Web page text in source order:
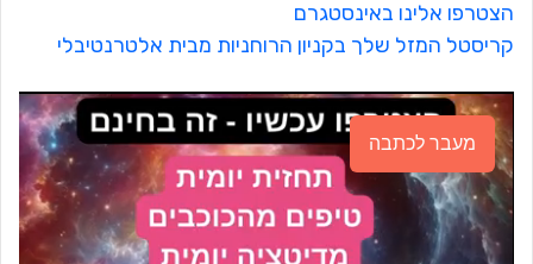
הצטרפו אלינו באינסטגרם
קריסטל המזל שלך בקניון הרוחניות מבית אלטרנטיבלי
מעבר לכתבה